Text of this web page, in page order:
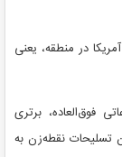
در منطقه، یعنی
فوق‌العاده، برتری
تسلیحات نقطه‌زن به